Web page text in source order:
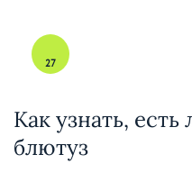
27
Как узнать, есть
блютуз